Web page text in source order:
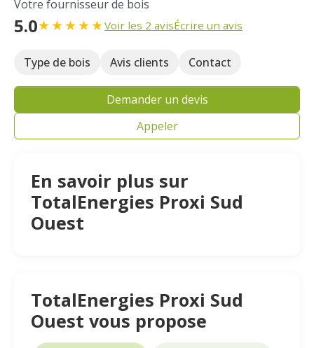
Votre fournisseur de bois
5.0★★★★★Voir les 2 avisÉcrire un avis
Type de bois Avis clients Contact
Demander un devis
Appeler
En savoir plus sur
TotalEnergies Proxi Sud
Ouest
TotalEnergies Proxi Sud
Ouest vous propose